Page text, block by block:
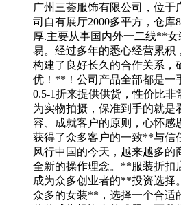
广州三荟服饰有限公司，位于
司自有展厅2000多平方，仓库
厚.主要从事国内外一二线**
易。经过多年的悉心经营累
构建了良好长久的合作关系，
优！**！公司产品全部都是一
0.5-1折来提供供货，性价比
为实物拍摄，保准到手的就
容、成就客户的原则，心怀感
获得了众多客户的一致**与信
风行中国的今天，越来越多的
全新的操作理念。**服装折扣
成为众多创业者的**投资选择
众多的女装**，选择一个合适